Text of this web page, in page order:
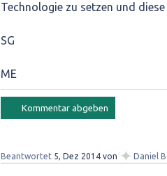
Technologie zu setzen und
SG
ME
Beantwortet 5, Dez 2014 von ✦ Daniel